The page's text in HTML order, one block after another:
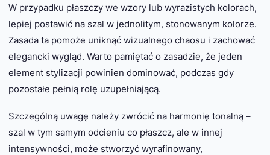
W przypadku płaszczy we wzory lub wyrazistych kolorach,
lepiej postawić na szal w jednolitym, stonowanym kolorze.
Zasada ta pomoże uniknąć wizualnego chaosu i zachować
elegancki wygląd. Warto pamiętać o zasadzie, że jeden
element stylizacji powinien dominować, podczas gdy
pozostałe pełnią rolę uzupełniającą.
Szczególną uwagę należy zwrócić na harmonię tonalną –
szal w tym samym odcieniu co płaszcz, ale w innej
intensywności, może stworzyć wyrafinowany,